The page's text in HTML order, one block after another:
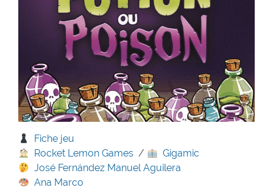
Fiche jeu
Rocket Lemon Games /
Gigamic
José Fernández Manuel Aguilera
Ana Marco